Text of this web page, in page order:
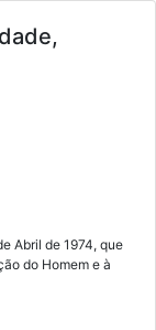
Abril de 1974, que
do Homem e à